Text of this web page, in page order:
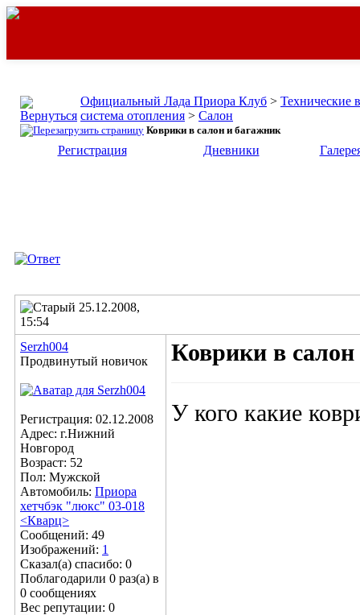
Официальный Лада Приора Клуб > Технические
система отопления > Салон
Коврики в салон и багажник
Регистрация Дневники
25.12.2008,
15:54
Serzh004
Продвинутый новичок
Регистрация: 02.12.2008
Адрес: г.Нижний
Новгород
Возраст: 52
Пол: Мужской
Автомобиль: Приора
хетчбэк "люкс" 03-018
<Кварц>
Сообщений: 49
Изображений: 1
Сказал(а) спасибо: 0
Поблагодарили 0 раз(а) в
0 сообщениях
Вес репутации: 0
Коврики в
У кого какие